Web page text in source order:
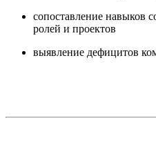
сопоставление навыков
ролей и проектов
выявление дефицитов